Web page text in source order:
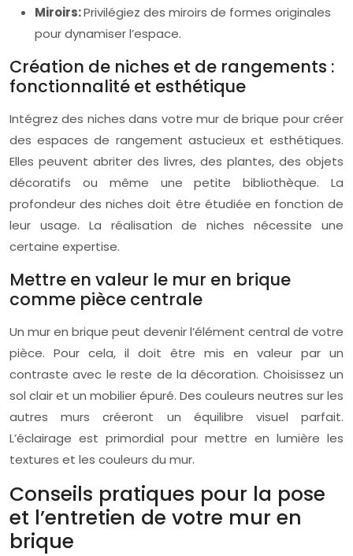
Miroirs:Privilégiez des miroirs de formes originales
pour dynamiser l’espace.
Création de niches et de rangements :
fonctionnalité et esthétique
Intégrez des niches dans votre mur de brique pour créer
des espaces de rangement astucieux et esthétiques.
Elles peuvent abriter des livres, des plantes, des objets
décoratifs ou même une petite bibliothèque. La
profondeur des niches doit être étudiée en fonction de
leur usage. La réalisation de niches nécessite une
certaine expertise.
Mettre en valeur le mur en brique
comme pièce centrale
Un mur en brique peut devenir l’élément central de votre
pièce. Pour cela, il doit être mis en valeur par un
contraste avec le reste de la décoration. Choisissez un
sol clair et un mobilier épuré. Des couleurs neutres sur les
autres murs créeront un équilibre visuel parfait.
L’éclairage est primordial pour mettre en lumière les
textures et les couleurs du mur.
Conseils pratiques pour la pose
et l’entretien de votre mur en
brique